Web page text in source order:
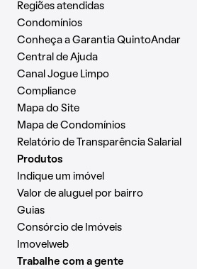
Regiões atendidas
Condomínios
Conheça a Garantia QuintoAndar
Central de Ajuda
Canal Jogue Limpo
Compliance
Mapa do Site
Mapa de Condomínios
Relatório de Transparência Salarial
Produtos
Indique um imóvel
Valor de aluguel por bairro
Guias
Consórcio de Imóveis
Imovelweb
Trabalhe com a gente